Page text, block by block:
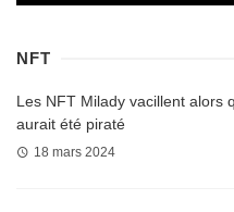
NFT
Les NFT Milady vacillent alors
aurait été piraté
18 mars 2024